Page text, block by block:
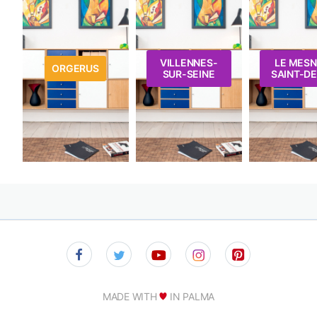
ORGERUS
VILLENNES-
SUR-SEINE
LE
SAINT-
MADE WITH IN PALMA